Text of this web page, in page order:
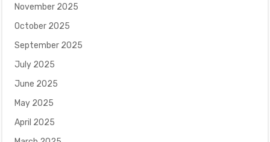
November 2025
October 2025
September 2025
July 2025
June 2025
May 2025
April 2025